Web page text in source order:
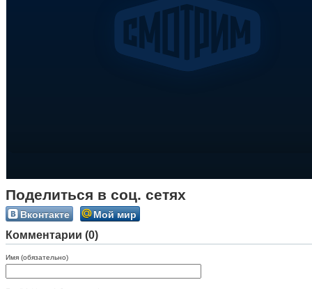
Поделиться в соц. сетях
Вконтакте Мой мир
Комментарии (0)
Имя (обязательно)